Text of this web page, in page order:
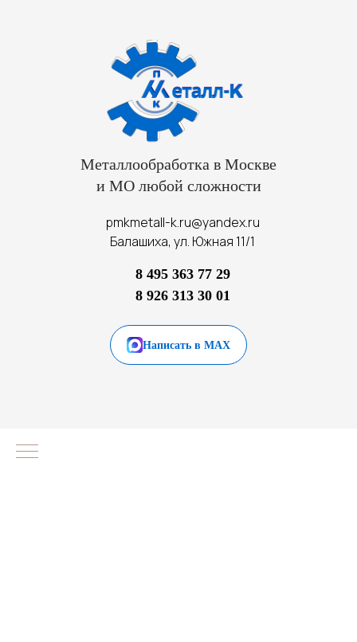
Металлообработка в Москве
и МО любой сложности
pmkmetall-k.ru@yandex.ru
Балашиха, ул. Южная 11/1
8 495 363 77 29
8 926 313 30 01
Написать в MAX